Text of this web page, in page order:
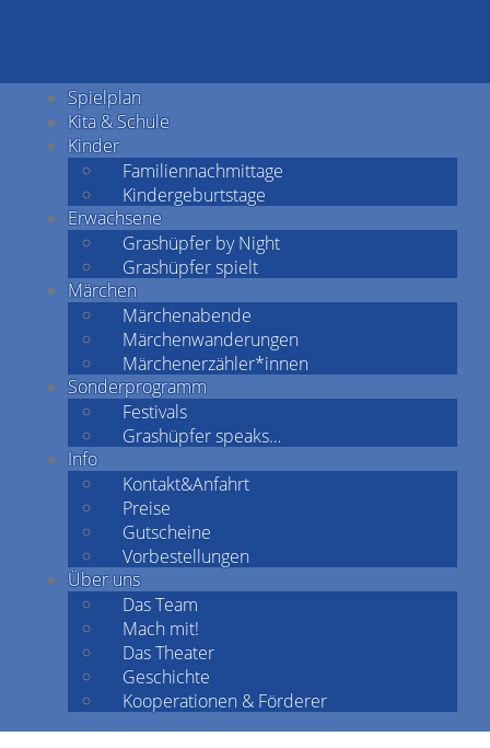
Spielplan
Kita & Schule
Kinder
Familiennachmittage
Kindergeburtstage
Erwachsene
Grashüpfer by Night
Grashüpfer spielt
Märchen
Märchenabende
Märchenwanderungen
Märchenerzähler*innen
Sonderprogramm
Festivals
Grashüpfer speaks…
Info
Kontakt&Anfahrt
Preise
Gutscheine
Vorbestellungen
Über uns
Das Team
Mach mit!
Das Theater
Geschichte
Kooperationen & Förderer